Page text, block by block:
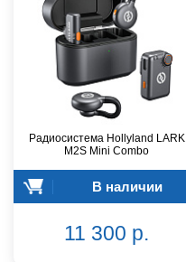
Радиосистема Hollyland LARK
M2S Mini Combo
В наличии
11 300 р.